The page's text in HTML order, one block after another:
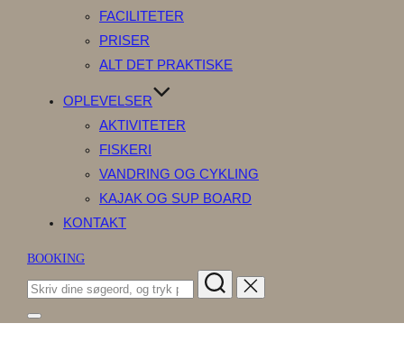
FACILITETER
PRISER
ALT DET PRAKTISKE
OPLEVELSER
AKTIVITETER
FISKERI
VANDRING OG CYKLING
KAJAK OG SUP BOARD
KONTAKT
BOOKING
Søg
efter:
Slå